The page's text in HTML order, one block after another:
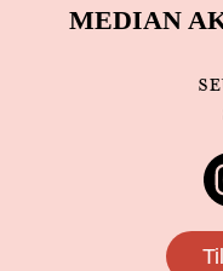
MEDIAN